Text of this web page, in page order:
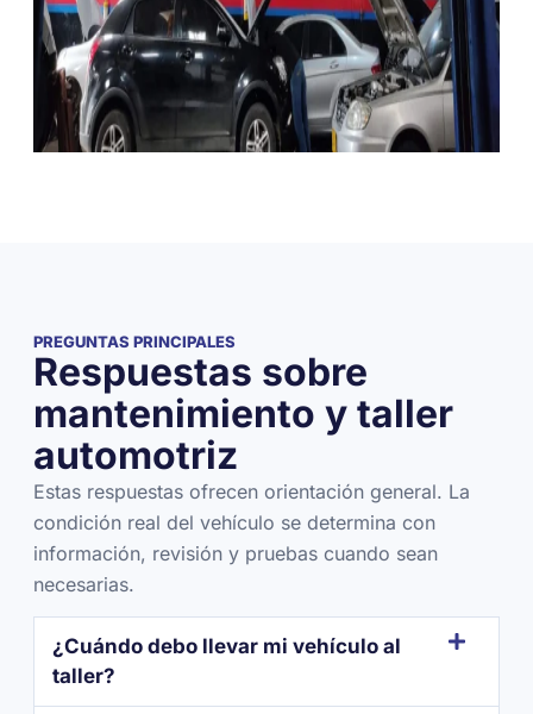
PREGUNTAS PRINCIPALES
Respuestas sobre
mantenimiento y taller
automotriz
Estas respuestas ofrecen orientación general. La
condición real del vehículo se determina con
información, revisión y pruebas cuando sean
necesarias.
¿Cuándo debo llevar mi vehículo al
taller?